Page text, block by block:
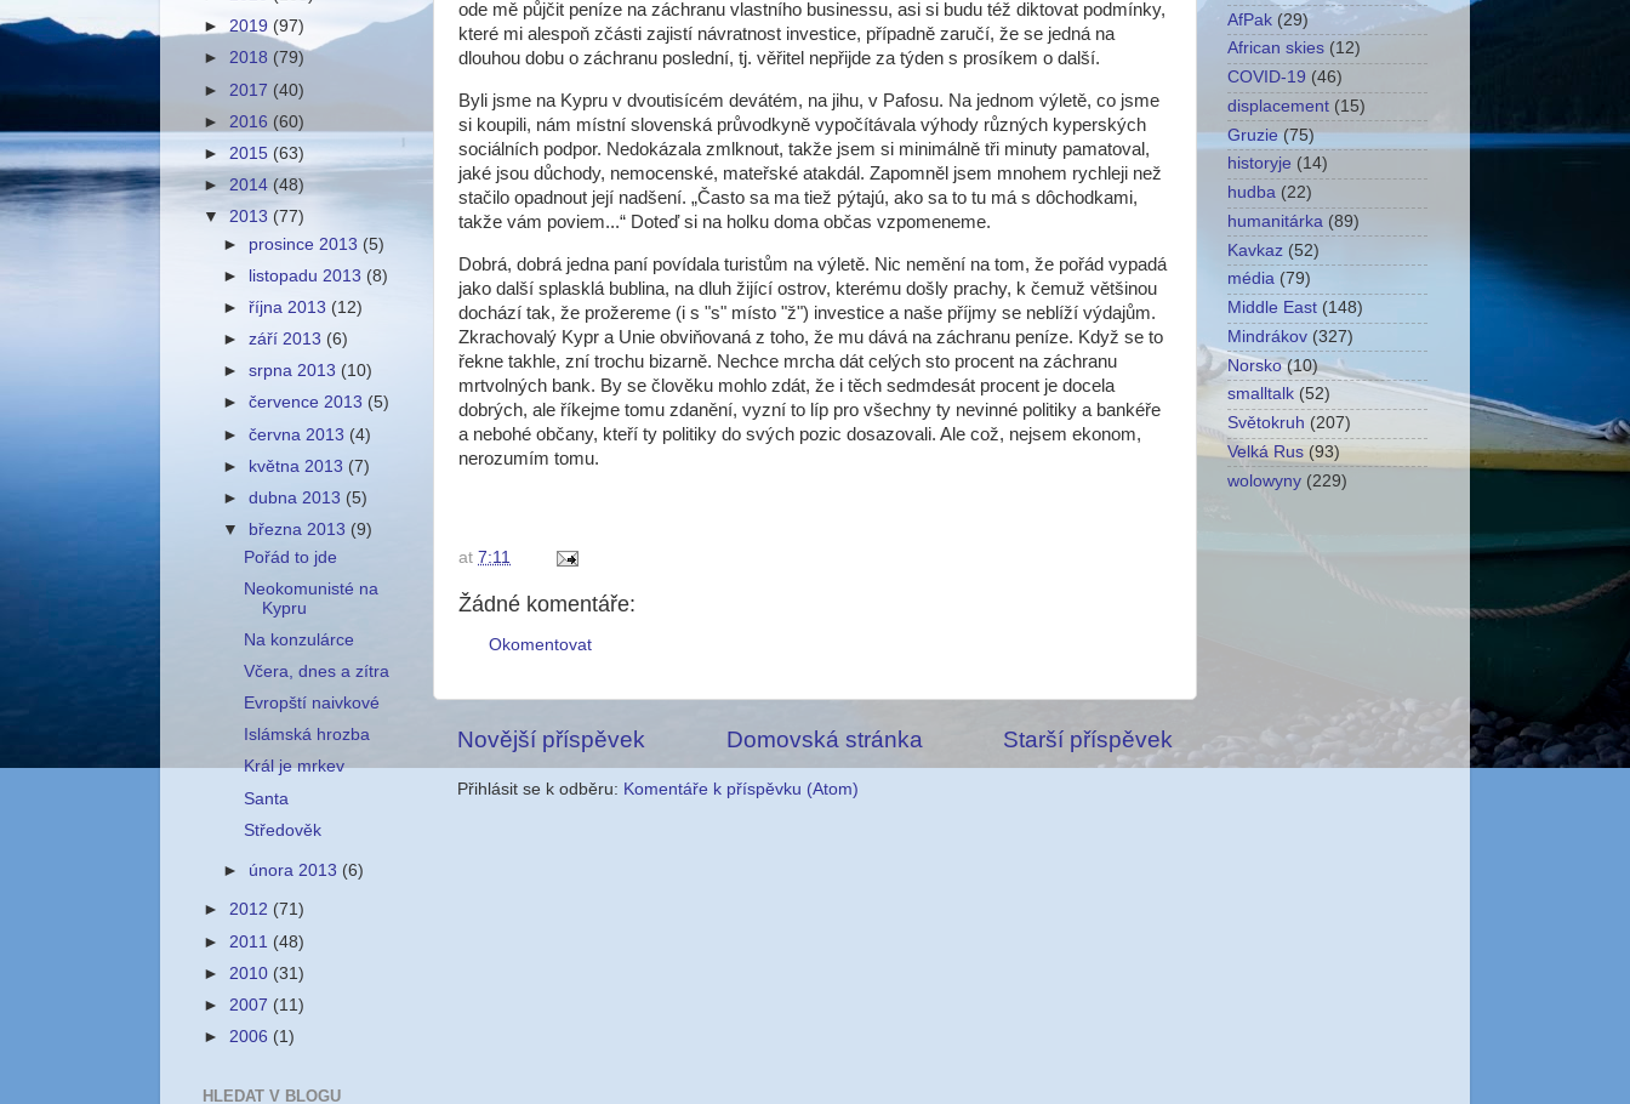
ode mě půjčit peníze na záchranu vlastního businessu, asi si budu též diktovat podmínky,
které mi alespoň zčásti zajistí návratnost investice, případně zaručí, že se jedná na
dlouhou dobu o záchranu poslední, tj. věřitel nepřijde za týden s prosíkem o další.
Byli jsme na Kypru v dvoutisícém devátém, na jihu, v Pafosu. Na jednom výletě, co jsme
si koupili, nám místní slovenská průvodkyně vypočítávala výhody různých kyperských
sociálních podpor. Nedokázala zmlknout, takže jsem si minimálně tři minuty pamatoval,
jaké jsou důchody, nemocenské, mateřské atakdál. Zapomněl jsem mnohem rychleji než
stačilo opadnout její nadšení. „Často sa ma tiež pýtajú, ako sa to tu má s dôchodkami,
takže vám poviem...“ Doteď si na holku doma občas vzpomeneme.
Dobrá, dobrá jedna paní povídala turistům na výletě. Nic nemění na tom, že pořád vypadá
jako další splasklá bublina, na dluh žijící ostrov, kterému došly prachy, k čemuž většinou
dochází tak, že prožereme (i s "s" místo "ž") investice a naše příjmy se neblíží výdajům.
Zkrachovalý Kypr a Unie obviňovaná z toho, že mu dává na záchranu peníze. Když se to
řekne takhle, zní trochu bizarně. Nechce mrcha dát celých sto procent na záchranu
mrtvolných bank. By se člověku mohlo zdát, že i těch sedmdesát procent je docela
dobrých, ale říkejme tomu zdanění, vyzní to líp pro všechny ty nevinné politiky a bankéře
a nebohé občany, kteří ty politiky do svých pozic dosazovali. Ale což, nejsem ekonom,
nerozumím tomu.
at 7:11
Žádné komentáře:
Okomentovat
Novější příspěvek Starší příspěvek
Domovská stránka
Přihlásit se k odběru: Komentáře k příspěvku (Atom)
► 2019 (97)
► 2018 (79)
► 2017 (40)
► 2016 (60)
► 2015 (63)
► 2014 (48)
▼ 2013 (77)
► prosince 2013 (5)
►
listopadu 2013 (8)
►října 2013 (12)
►září 2013 (6)
►srpna 2013 (10)
►července 2013 (5)
►června 2013 (4)
► května 2013 (7)
►dubna 2013 (5)
▼
března 2013 (9)
Pořád to jde
Neokomunisté na
Kypru
Na konzulárce
Včera, dnes a zítra
Evropští naivkové
Islámská hrozba
Král je mrkev
Santa
Středověk
► února 2013 (6)
► 2012 (71)
► 2011 (48)
► 2010 (31)
► 2007 (11)
► 2006 (1)
HLEDAT V BLOGU
AfPak (29)
African skies (12)
COVID-19 (46)
displacement (15)
Gruzie (75)
historyje (14)
hudba (22)
humanitárka (89)
Kavkaz (52)
média (79)
Middle East (148)
Mindrákov (327)
Norsko (10)
smalltalk (52)
Světokruh (207)
Velká Rus (93)
wolowyny (229)